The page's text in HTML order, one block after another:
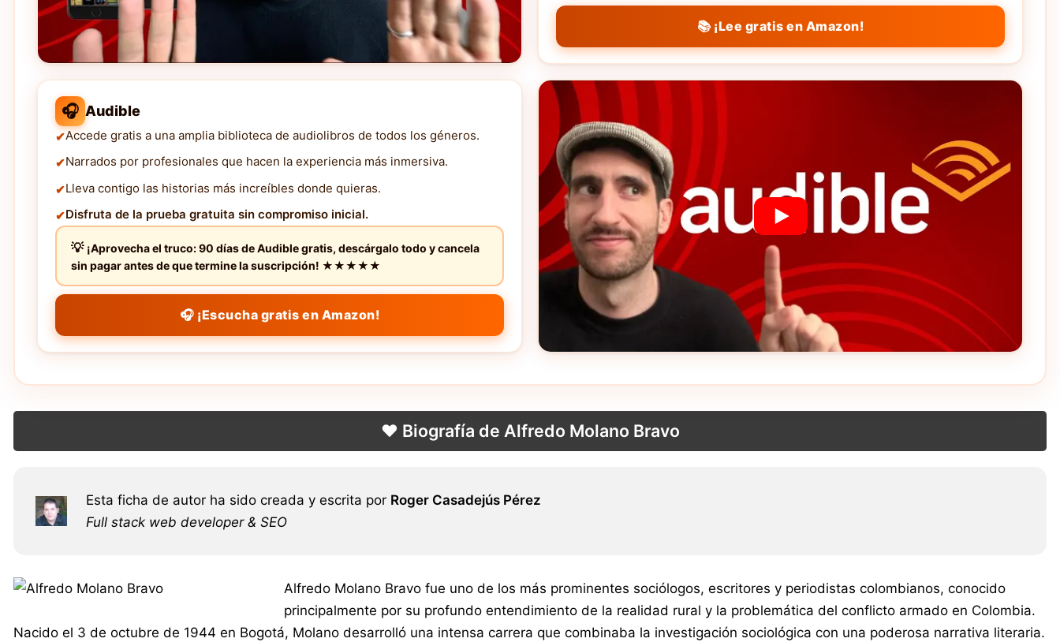
📚 ¡Lee gratis en Amazon!
🎧 Audible
Accede gratis a una amplia biblioteca de audiolibros de todos los géneros.
Narrados por profesionales que hacen la experiencia más inmersiva.
Lleva contigo las historias más increíbles donde quieras.
Disfruta de la prueba gratuita sin compromiso inicial.
¡Aprovecha el truco: 90 días de Audible gratis, descárgalo todo y cancela
sin pagar antes de que termine la suscripción! ★★★★★
🎧 ¡Escucha gratis en Amazon!
❤️ Biografía de Alfredo Molano Bravo
Esta ficha de autor ha sido creada y escrita por Roger Casadejús Pérez
Full stack web developer & SEO
Alfredo Molano Bravo fue uno de los más prominentes sociólogos, escritores y periodistas colombianos, conocido
principalmente por su profundo entendimiento de la realidad rural y la problemática del conflicto armado en Colombia.
Nacido el 3 de octubre de 1944 en Bogotá, Molano desarrolló una intensa carrera que combinaba la investigación sociológica con una poderosa narrativa literaria.